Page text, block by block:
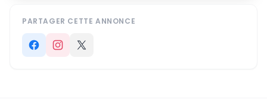
PARTAGER CETTE ANNONCE